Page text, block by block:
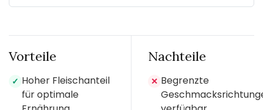
Vorteile
✓ Hoher Fleischanteil
für optimale
Nachteile
✕ Begrenzte